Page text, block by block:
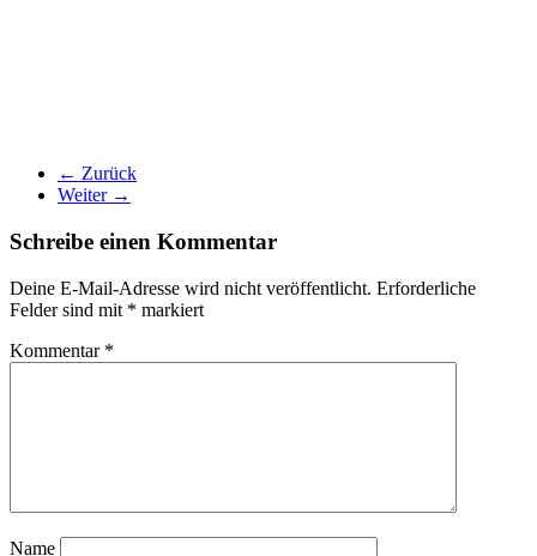
← Zurück
Weiter →
Schreibe einen Kommentar
Deine E-Mail-Adresse wird nicht veröffentlicht. Erforderliche
Felder sind mit * markiert
Kommentar *
Name